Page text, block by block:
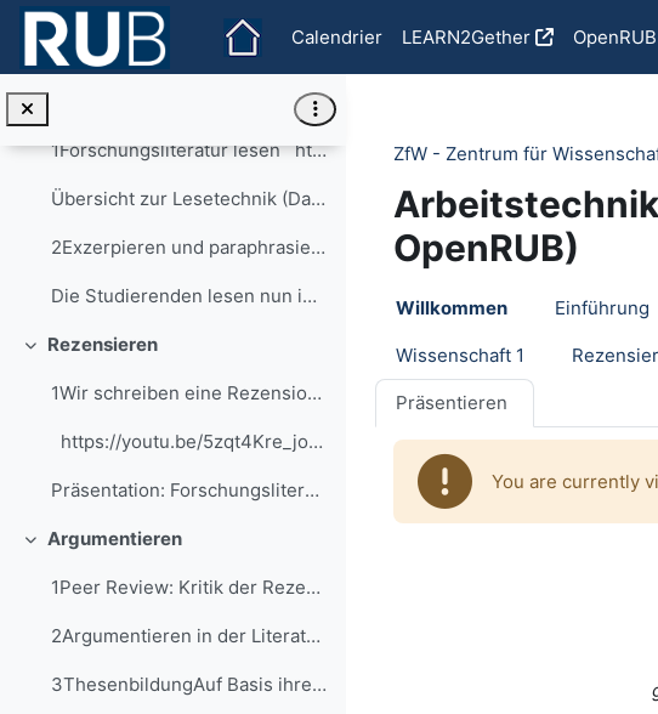
Passer au contenu principal
Calendrier
LEARN2Gether OpenRUB
Replier
Kommentieren II
ReplierWissenschaft 1
1Forschungsliteratur lesen https://...
Übersicht zur Lesetechnik (Dagmar Schulte: Erste-Hilfe-Kasten Lesen 2016)
2Exzerpieren und paraphrasierenIn dieser Einheit s...
Die Studierenden lesen nun ihren Aufsatz und ...
Replier
Rezensieren
1Wir schreiben eine Rezension: Einführunggeschätzt...
https://youtu.be/5zqt4Kre_jo Link...
Präsentation: Forschungsliteratur
Replier
Argumentieren
1Peer Review: Kritik der Rezensionengeschätzte Bea...
2Argumentieren in der Literaturwissenschaft&nbsp...
3ThesenbildungAuf Basis ihrer eigenen Lektürebeoba...
ZfW - Zentrum für
OpenRUB)
Section outline
Willkommen Einführung
Wissenschaft 1
Präsentieren
You are currently